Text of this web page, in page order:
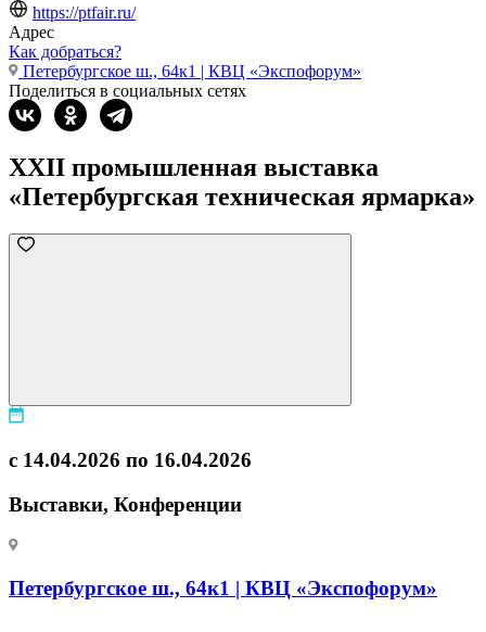
https://ptfair.ru/
Адрес
Как добраться?
Петербургское ш., 64к1 | КВЦ «Экспофорум»
Поделиться в социальных сетях
XXII промышленная выставка
«Петербургская техническая ярмарка»
с 14.04.2026 по 16.04.2026
Выставки, Конференции
Петербургское ш., 64к1 | КВЦ «Экспофорум»